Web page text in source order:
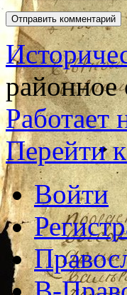
районное
Работает
Перейти
Войти